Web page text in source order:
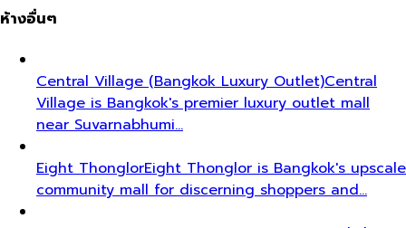
ห้างอื่นๆ
Central Village (Bangkok Luxury Outlet)Central
Village is Bangkok's premier luxury outlet mall
near Suvarnabhumi…
Eight ThonglorEight Thonglor is Bangkok's upscale
community mall for discerning shoppers and…